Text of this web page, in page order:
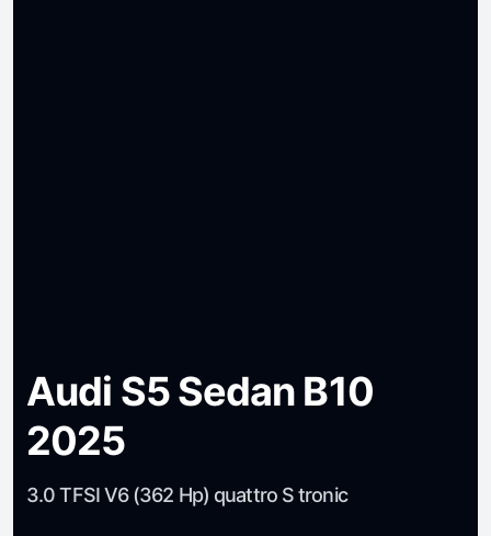
Audi S5 Sedan B10
2025
3.0 TFSI V6 (362 Hp) quattro S tronic